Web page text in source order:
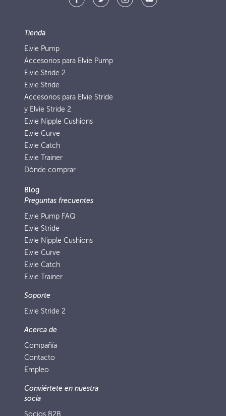
Tienda
Elvie Pump
Accesorios para Elvie Pump
Elvie Stride 2
Elvie Stride
Accesorios para Elvie Stride
y Elvie Stride 2
Elvie Nipple Cushions
Elvie Curve
Elvie Catch
Elvie Trainer
Dónde comprar
Blog
Preguntas frecuentes
Elvie Pump FAQ
Elvie Stride
Elvie Nipple Cushions
Elvie Curve
Elvie Catch
Elvie Trainer
Soporte
Elvie Stride 2
Acerca de
Compañía
Contacto
Empleo
Conviértete en nuestra
socia
Socios B2B